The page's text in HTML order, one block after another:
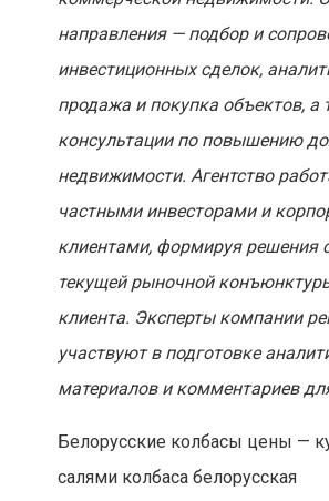
направления — подбор и
инвестиционных сделок,
продажа и покупка объектов, а
консультации по повышению
недвижимости. Агентство
частными инвесторами и
клиентами, формируя решения
текущей рыночной
клиента. Эксперты компании
участвуют в подготовке
материалов и комментариев
Белорусские колбасы цены —
салями колбаса белорусская